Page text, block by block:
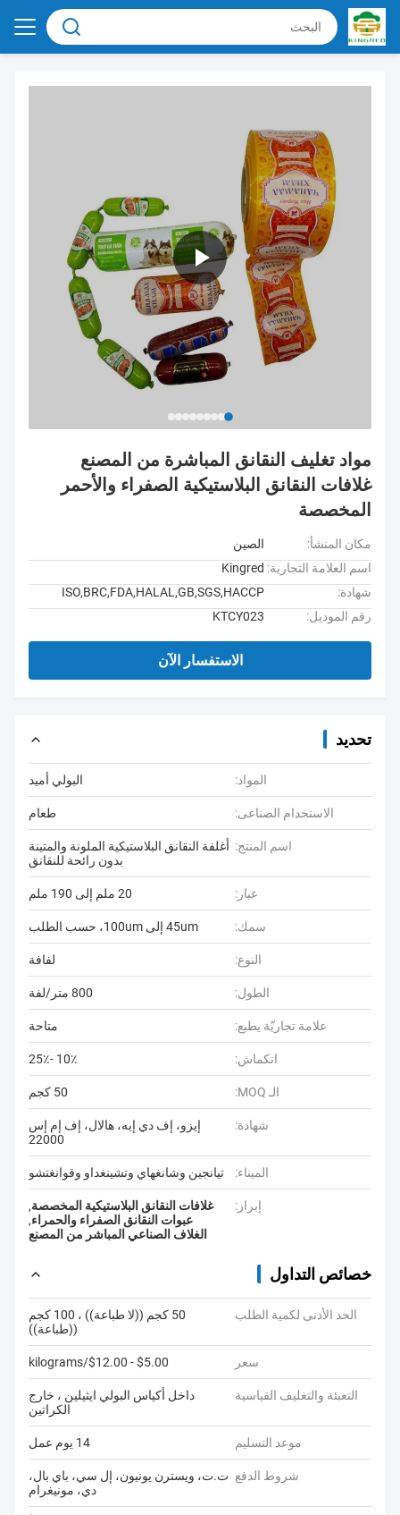
مواد تغليف النقانق المباشرة من المصنع
غلافات النقانق البلاستيكية الصفراء والأحمر
المخصصة
مكان المنشأ:
الصين
اسم العلامة التجارية: Kingred
شهادة:
ISO,BRC,FDA,HALAL,GB,SGS,HACCP
رقم الموديل:
KTCY023
الاستفسار الآن
تحديد
المواد: البولي أميد
الاستخدام الصناعى: طعام
اسم المنتج: أغلفة النقانق البلاستيكية الملونة والمتينة
بدون رائحة للنقانق
عيار: 20 ملم إلى 190 ملم
سمك: 45um إلى 100um، حسب الطلب
النوع: لفافة
الطول: 800 متر/لفة
علامة تجاريّة يطبع: متاحة
انكماش: 10٪ -25٪
الـ MOQ: 50 كجم
شهادة:
إيزو، إف دي إيه، هالال، إف إم إس
22000
الميناء: تيانجين وشانغهاي وتشينغداو وقوانغتشو
إبراز: غلافات النقانق البلاستيكية المخصصة,
عبوات النقانق الصفراء والحمراء,
الغلاف الصناعي المباشر من المصنع
خصائص التداول
الحد الأدنى لكمية الطلب
50 كجم ((لا طباعة)) ، 100 كجم
((طباعة))
سعر $5.00 - $12.00/kilograms
التعبئة والتغليف القياسية
داخل أكياس البولي ايثيلين ، خارج
الكراتين
موعد التسليم 14 يوم عمل
شروط الدفع ت.ت، ويسترن يونيون، إل سي، باي بال،
دي، مونيغرام